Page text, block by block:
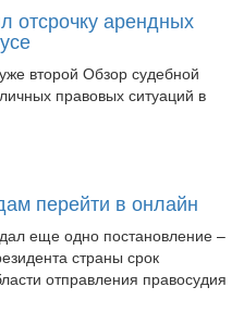
отсрочку арендных
второй Обзор судебной
правовых ситуаций в
перейти в онлайн
еще одно постановление –
страны срок
отправления правосудия